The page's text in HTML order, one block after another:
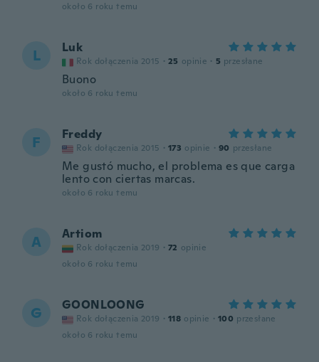
około 6 roku temu
L Luk
Rok dołączenia 2015 · 25 opinie · 5 przesłane
Buono
około 6 roku temu
F Freddy
Rok dołączenia 2015 · 173 opinie · 90 przesłane
Me gustó mucho, el problema es que carga
lento con ciertas marcas.
około 6 roku temu
A Artiom
Rok dołączenia 2019 · 72 opinie
około 6 roku temu
G GOONLOONG
Rok dołączenia 2019 · 118 opinie · 100 przesłane
około 6 roku temu